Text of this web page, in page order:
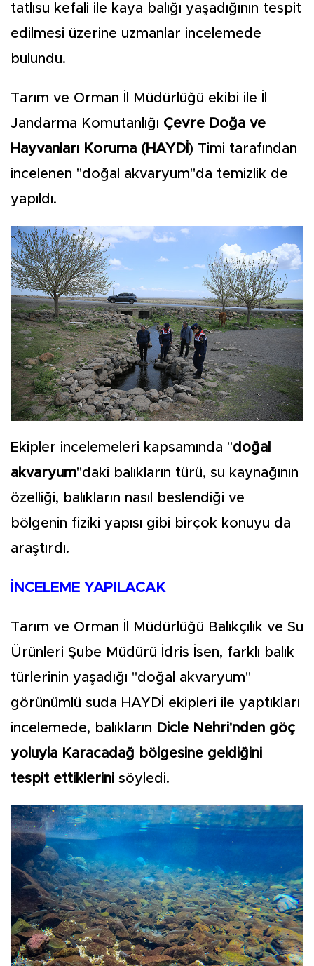
tatlısu kefali ile kaya balığı yaşadığının tespit
edilmesi üzerine uzmanlar incelemede
bulundu.
Tarım ve Orman İl Müdürlüğü ekibi ile İl
Jandarma Komutanlığı Çevre Doğa ve
Hayvanları Koruma (HAYDİ ) Timi tarafından
incelenen "doğal akvaryum"da temizlik de
yapıldı.
Ekipler incelemeleri kapsamında "doğal
akvaryum"daki balıkların türü, su kaynağının
özelliği, balıkların nasıl beslendiği ve
bölgenin fiziki yapısı gibi birçok konuyu da
araştırdı.
İNCELEME YAPILACAK
Tarım ve Orman İl Müdürlüğü Balıkçılık ve Su
Ürünleri Şube Müdürü İdris İsen, farklı balık
türlerinin yaşadığı "doğal akvaryum"
görünümlü suda HAYDİ ekipleri ile yaptıkları
incelemede, balıkların Dicle Nehri'nden göç
yoluyla Karacadağ bölgesine geldiğini
tespit ettiklerini söyledi.